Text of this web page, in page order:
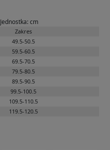
Jednostka: cm
Zakres
49.5-50.5
59.5-60.5
69.5-70.5
79.5-80.5
89.5-90.5
99.5-100.5
109.5-110.5
119.5-120.5